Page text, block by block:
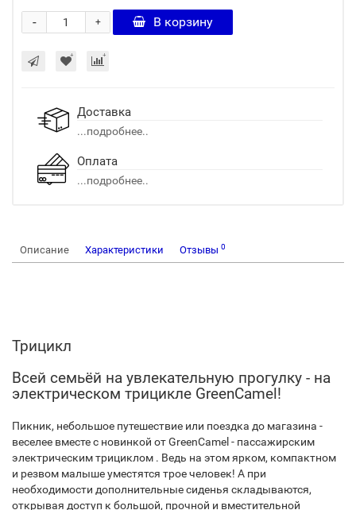
+
- В корзину
Доставка
...подробнее..
Оплата
...подробнее..
Описание Характеристики Отзывы 0
Трицикл
Всей семьёй на увлекательную прогулку - на
электрическом трицикле GreenCamel!
Пикник, небольшое путешествие или поездка до магазина -
веселее вместе с новинкой от GreenCamel - пассажирским
электрическим трициклом . Ведь на этом ярком, компактном
и резвом малыше уместятся трое человек! А при
необходимости дополнительные сиденья складываются,
открывая доступ к большой, прочной и вместительной